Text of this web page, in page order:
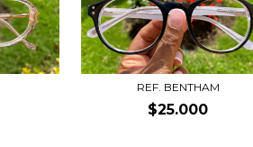
REF. BENTHAM
$25.000